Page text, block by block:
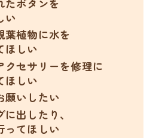
たボタンを
い
葉植物に水を
ほしい
クセサリーを修理に
ほしい
願いしたい
出したり、
ってほしい